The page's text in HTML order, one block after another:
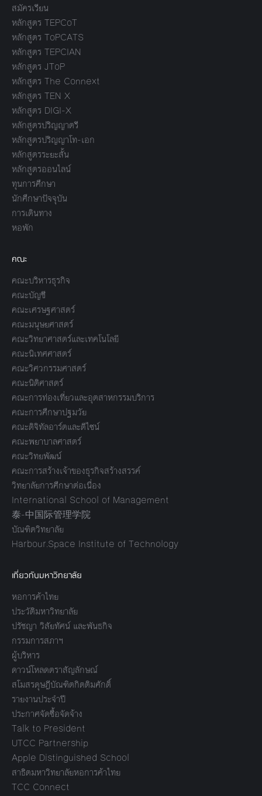
สมัครเรียน
หลักสูตร TEPCoT
หลักสูตร ToPCATS
หลักสูตร TEPCIAN
หลักสูตร JToP
หลักสูตร The Connext
หลักสูตร TEN X
หลักสูตร DIGI-X
หลักสูตรปริญญาตรี
หลักสูตรปริญญาโท-เอก
หลักสูตรระยะสั้น
หลักสูตรออนไลน์
ทุนการศึกษา
นักศึกษาปัจจุบัน
การเดินทาง
หอพัก
คณะ
คณะบริหารธุรกิจ
คณะบัญชี
คณะเศรษฐศาสตร์
คณะมนุษยศาสตร์
คณะวิทยาศาสตร์และเทคโนโลยี
คณะนิเทศศาสตร์
คณะวิศวกรรมศาสตร์
คณะนิติศาสตร์
คณะการท่องเที่ยวและอุตสาหกรรมบริการ
คณะการศึกษาปฐมวัย
คณะดิจิทัลอาร์ตและดีไซน์
คณะพยาบาลศาสตร์
คณะวิทยพัฒน์
คณะการสร้างเจ้าของธุรกิจสร้างสรรค์
วิทยาลัยการศึกษาต่อเนื่อง
International School of Management
泰-中国际管理学院
บัณฑิตวิทยาลัย
Harbour.Space Institute of Technology
เกี่ยวกับมหาวิทยาลัย
หอการค้าไทย
ประวัติมหาวิทยาลัย
ปรัชญา วิสัยทัศน์ และพันธกิจ
กรรมการสภาฯ
ผู้บริหาร
ดาวน์โหลดตราสัญลักษณ์
สโมสรดุษฎีบัณฑิตกิตติมศักดิ์
รายงานประจำปี
ประกาศจัดซื้อจัดจ้าง
Talk to President
UTCC Partnership
Apple Distinguished School
สาธิตมหาวิทยาลัยหอการค้าไทย
TCC Connect